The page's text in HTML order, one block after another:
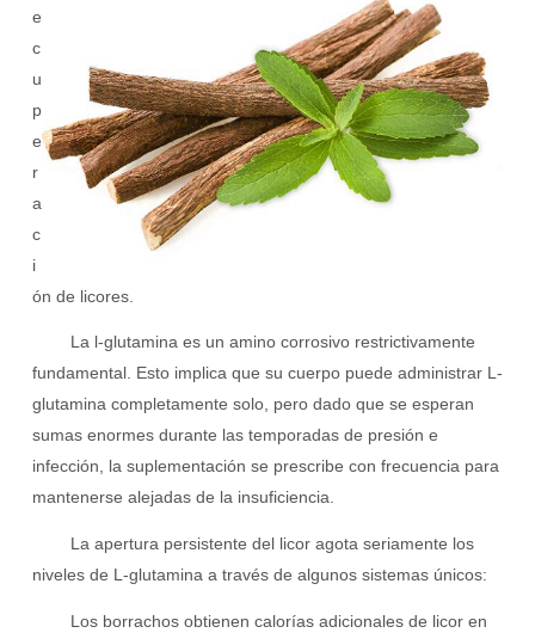
e
c
u
p
e
r
a
c
i
ón de licores.
La l-glutamina es un amino corrosivo restrictivamente
fundamental. Esto implica que su cuerpo puede administrar L-
glutamina completamente solo, pero dado que se esperan
sumas enormes durante las temporadas de presión e
infección, la suplementación se prescribe con frecuencia para
mantenerse alejadas de la insuficiencia.
La apertura persistente del licor agota seriamente los
niveles de L-glutamina a través de algunos sistemas únicos:
Los borrachos obtienen calorías adicionales de licor en